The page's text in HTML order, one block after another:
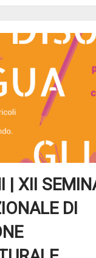
| XII
DI